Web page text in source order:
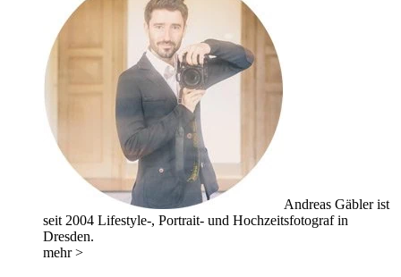
Andreas Gäbler ist
seit 2004 Lifestyle-, Portrait- und Hochzeitsfotograf in
Dresden.
mehr >